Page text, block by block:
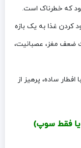
که خطرناک است.
کردن غذا به یک بازه
ضعف مغز، عصبانیت،
ساده، پرهیز از